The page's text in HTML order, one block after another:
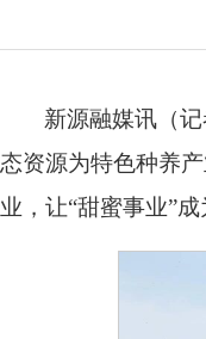
新源融媒讯（
态资源为特色种养
业，让“甜蜜事业”